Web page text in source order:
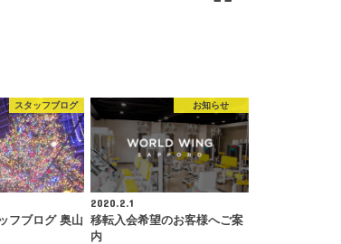
スタッフブログ
フブログ 奥山
お知らせ
2020.2.1
移転入会希望のお客様へご案
内